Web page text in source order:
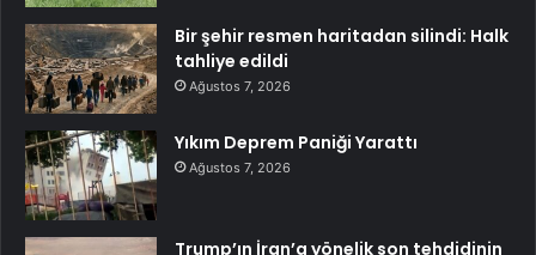
Bir şehir resmen haritadan silindi: Halk
tahliye edildi
Ağustos 7, 2026
Yıkım Deprem Paniği Yarattı
Ağustos 7, 2026
Trump’ın İran’a yönelik son tehdidinin